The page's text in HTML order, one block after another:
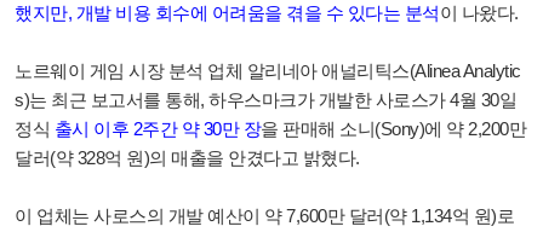
했지만, 개발 비용 회수에 어려움을 겪을 수 있다는 분석이 나왔다.
노르웨이 게임 시장 분석 업체 알리네아 애널리틱스(Alinea Analytic
s)는 최근 보고서를 통해, 하우스마크가 개발한 사로스가 4월 30일
정식 출시 이후 2주간 약 30만 장을 판매해 소니(Sony)에 약 2,200만
달러(약 328억 원)의 매출을 안겼다고 밝혔다.
이 업체는 사로스의 개발 예산이 약 7,600만 달러(약 1,134억 원)로